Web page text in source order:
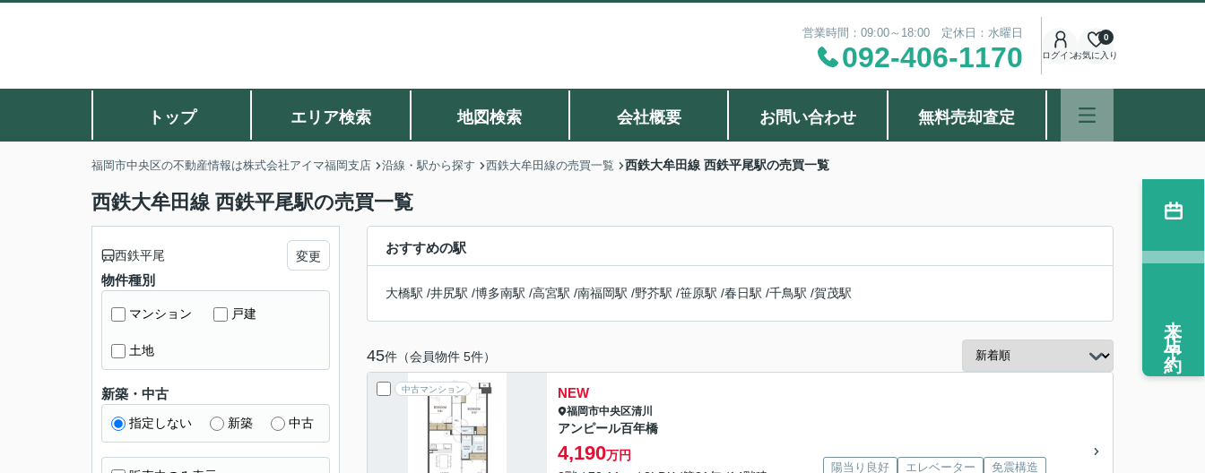
営業時間：09:00～18:00 定休日：水曜日
092-406-1170 ログインお気に入り
0
トップ エリア検索 地図検索 会社概要 お問い合わせ 無料売却査定
福岡市中央区の不動産情報は株式会社アイマ福岡支店 沿線・駅から探す 西鉄大牟田線の売買一覧 西鉄大牟田線 西鉄平尾駅の売買一覧
西鉄大牟田線 西鉄平尾駅の売買一覧
おすすめの駅
大橋駅 /井尻駅 /博多南駅 /高宮駅 /南福岡駅 /野芥駅 /笹原駅 /春日駅 /千鳥駅 /賀茂駅
45件（会員物件 5件）
中古マンション NEW
福岡市中央区清川
アンピール百年橋
4,190万円
陽当り良好 エレベーター
免震構造
西鉄平尾 変更
物件種別
マンション 戸建
土地
新築・中古
指定しない 新築 中古
来店予約